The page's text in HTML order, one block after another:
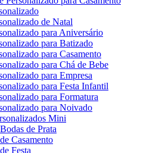
de Natal
para Aniversário
para Batizado
para Casamento
para Chá de Bebe
para Empresa
para Festa Infantil
para Formatura
para Noivado
Mini
de Prata
Casamento
Festa